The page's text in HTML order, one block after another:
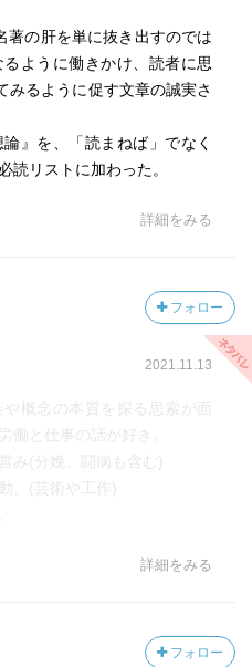
著の肝を単に抜き出すのでは
ように働きかけ、読者に思
みるように促す文章の誠実さ
』を、「読まねば」でなく
読リストに加わった。
詳細をみる
フォロー
2021.11.13
概念の本質を探る思索が面
働と仕事の話が好き。
み(分娩、闘病も含む)
。(芸術や工作)
詳細をみる
フォロー